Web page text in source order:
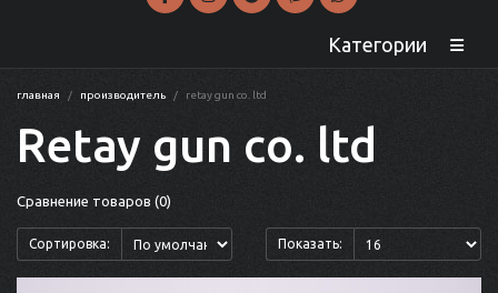
Категории
главная производитель retay gun co. ltd
Retay gun co. ltd
Сравнение товаров (0)
Сортировка: Показать: